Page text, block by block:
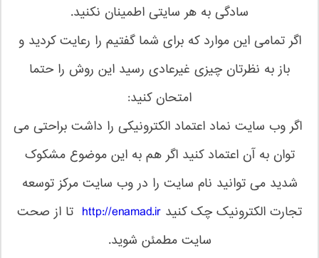
سادگی به هر سایتی اطمینان نکنید.
اگر تمامی این موارد که برای شما گفتیم را رعایت کردید و
باز به نظرتان چیزی غیرعادی رسید این روش را حتما
امتحان کنید:
اگر وب سایت نماد اعتماد الکترونیکی را داشت براحتی می
توان به آن اعتماد کنید اگر هم به این موضوع مشکوک
شدید می توانید نام سایت را در وب سایت مرکز توسعه
تجارت الکترونیک چک کنید http://enamad.ir تا از صحت
سایت مطمئن شوید.